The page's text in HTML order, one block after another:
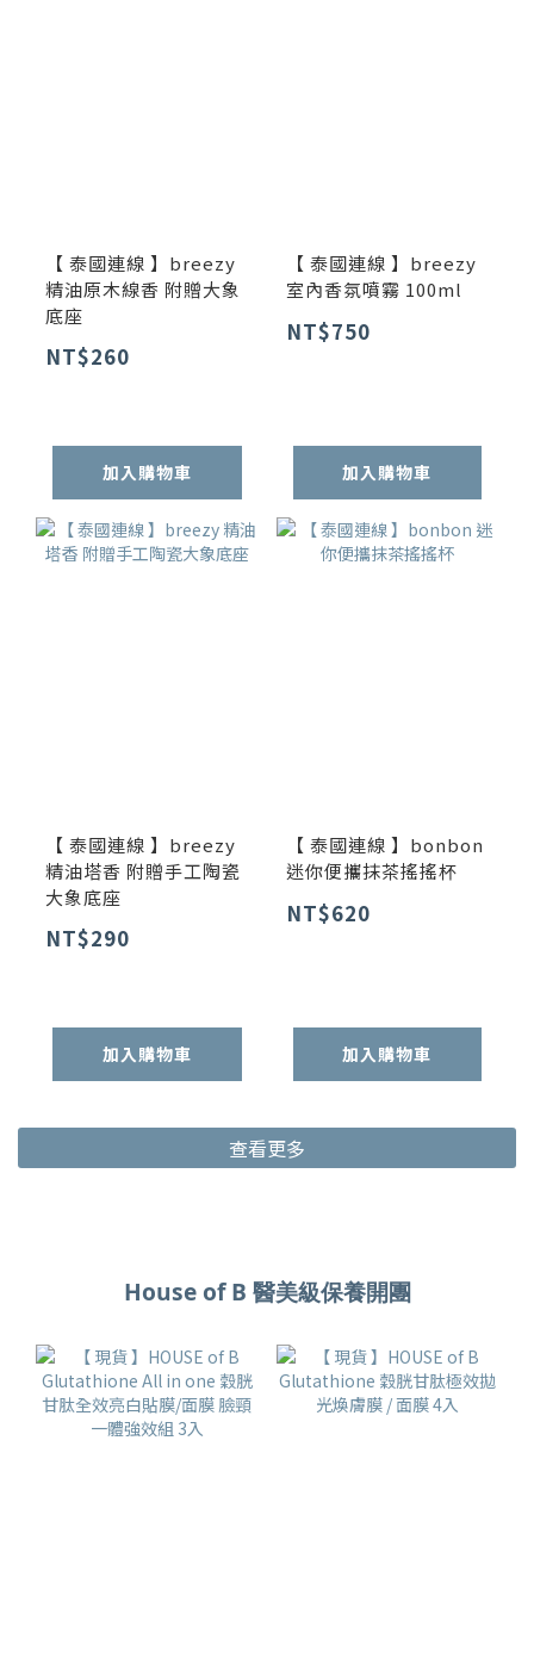
【 泰國連線 】breezy
精油原木線香 附贈大象
底座
NT$260
加入購物車
【 泰國連線 】breezy
室內香氛噴霧 100ml
NT$750
加入購物車
【 泰國連線 】breezy
精油塔香 附贈手工陶瓷
大象底座
NT$290
加入購物車
【 泰國連線 】bonbon
迷你便攜抹茶搖搖杯
NT$620
加入購物車
查看更多
House of B 醫美級保養開團